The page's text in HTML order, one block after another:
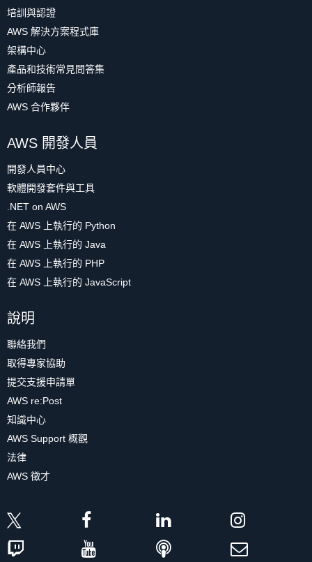
培訓與認證
AWS 解決方案程式庫
架構中心
產品和技術常見問答集
分析師報告
AWS 合作夥伴
AWS 開發人員
開發人員中心
軟體開發套件與工具
.NET on AWS
在 AWS 上執行的 Python
在 AWS 上執行的 Java
在 AWS 上執行的 PHP
在 AWS 上執行的 JavaScript
說明
聯絡我們
取得專家協助
提交支援申請單
AWS re:Post
知識中心
AWS Support 概觀
法律
AWS 徵才